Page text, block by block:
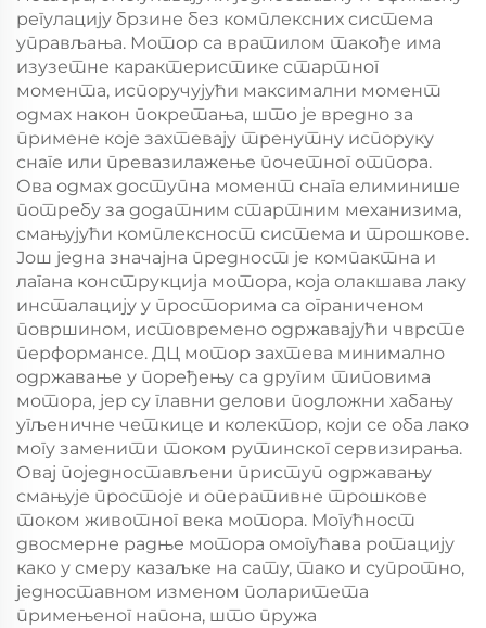
регулацију брзине без комплексних система
управљања. Мотор са вратилом такође има
изузетне карактеристике стартног
момента, испоручујући максимални момент
одмах након покретања, што је вредно за
примене које захтевају тренутну испоруку
снаге или превазилажење почетног отпора.
Ова одмах доступна момент снага елиминише
потребу за додатним стартним механизима,
смањујући комплексност система и трошкове.
Још једна значајна предност је компактна и
лагана конструкција мотора, која олакшава лаку
инсталацију у просторима са ограниченом
површином, истовремено одржавајући чврсте
перформансе. ДЦ мотор захтева минимално
одржавање у поређењу са другим типовима
мотора, јер су главни делови подложни хабању
угљеничне четкице и колектор, који се оба лако
могу заменити током рутинског сервизирања.
Овај поједностављени приступ одржавању
смањује простоје и оперативне трошкове
током животног века мотора. Могућност
двосмерне радње мотора омогућава ротацију
како у смеру казаљке на сату, тако и супротно,
једноставном изменом поларитета
примењеног напона, што пружа